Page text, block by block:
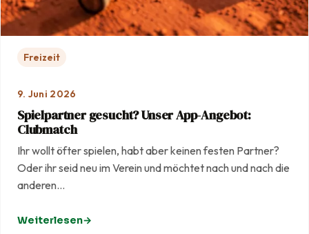
Freizeit
9. Juni 2026
Spielpartner gesucht? Unser App-Angebot:
Clubmatch
Ihr wollt öfter spielen, habt aber keinen festen Partner?
Oder ihr seid neu im Verein und möchtet nach und nach die
anderen…
Weiterlesen
: Spielpartner gesucht? Unser App-Angebot: Clubmatch